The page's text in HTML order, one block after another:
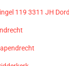
119 3311 JH